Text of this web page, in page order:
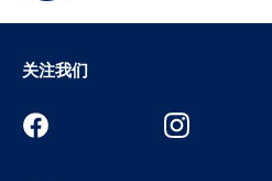
关注我们